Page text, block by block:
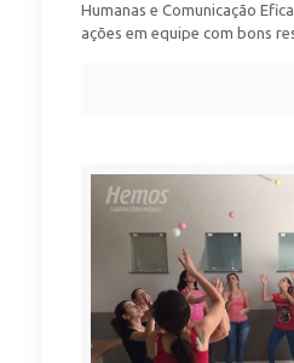
Humanas e Comunicação
ações em equipe com bons